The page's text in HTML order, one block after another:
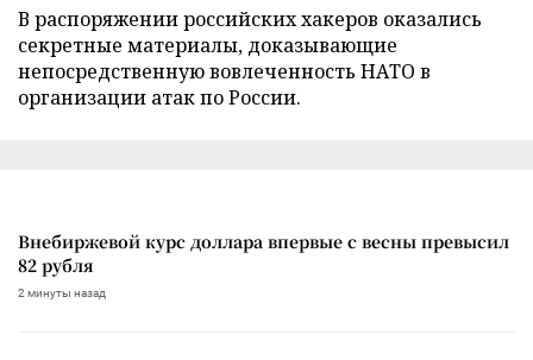
В распоряжении российских хакеров оказались
секретные материалы, доказывающие
непосредственную вовлеченность НАТО в
организации атак по России.
Внебиржевой курс доллара впервые с весны превысил
82 рубля
2 минуты назад